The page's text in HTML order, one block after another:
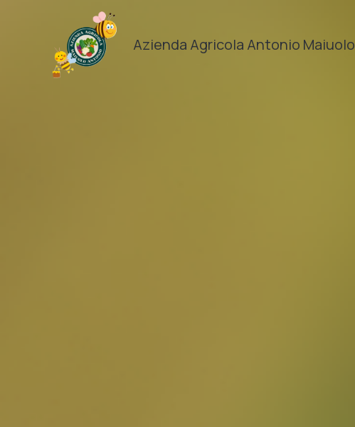
Azienda Agricola Antonio Maiuolo